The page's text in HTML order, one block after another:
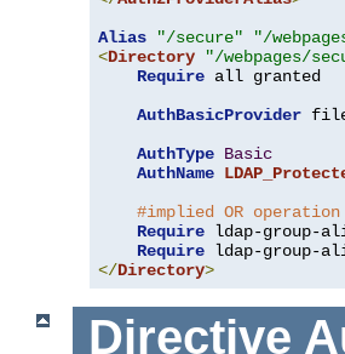
Alias
"/secure"
"/
<Directory "/webpages/
Require all granted
AuthBasicProvider
AuthType Basic
AuthName
#implied OR operation
Require ldap-group-
Require
</Directory>
Directive